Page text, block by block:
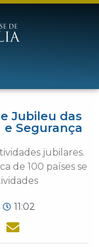
Jubileu das
e Segurança
jubilares.
de 100 países se
11:02